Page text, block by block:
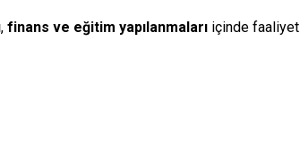
, finans ve eğitim yapılanmaları içinde faaliyet